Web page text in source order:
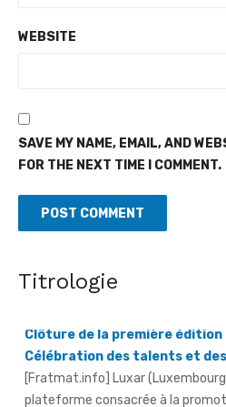
WEBSITE
SAVE MY NAME, EMAIL, AND
FOR THE NEXT TIME I COMMENT.
Titrologie
Clôture de la première édition
[Fratmat.info] Luxar
plateforme consacrée à la
valorisation des métiers ...